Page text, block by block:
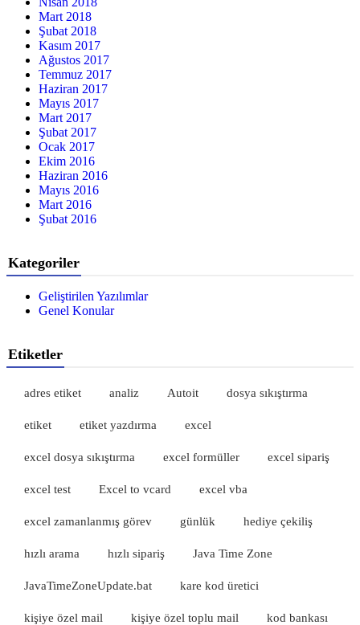
Mart 2018
Şubat 2018
Kasım 2017
Ağustos 2017
Temmuz 2017
Haziran 2017
Mayıs 2017
Mart 2017
Şubat 2017
Ocak 2017
Ekim 2016
Haziran 2016
Mayıs 2016
Mart 2016
Şubat 2016
Kategoriler
Geliştirilen Yazılımlar
Genel Konular
Etiketler
adres etiket analiz Autoit dosya sıkıştırma
etiket etiket yazdırma excel
excel dosya sıkıştırma excel formüller excel sipariş
excel test Excel to vcard excel vba
excel zamanlanmış görev günlük hediye çekiliş
hızlı arama hızlı sipariş Java Time Zone
JavaTimeZoneUpdate.bat kare kod üretici
kişiye özel mail kişiye özel toplu mail kod bankası